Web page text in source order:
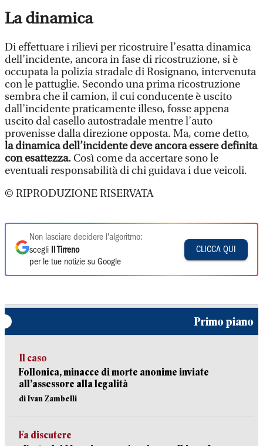
La dinamica
Di effettuare i rilievi per ricostruire l’esatta dinamica
dell’incidente, ancora in fase di ricostruzione, si è
occupata la polizia stradale di Rosignano, intervenuta
con le pattuglie. Secondo una prima ricostruzione
sembra che il camion, il cui conducente è uscito
dall’incidente praticamente illeso, fosse appena
uscito dal casello autostradale mentre l’auto
provenisse dalla direzione opposta. Ma, come detto,
la dinamica dell’incidente deve ancora essere definita
con esattezza. Così come da accertare sono le
eventuali responsabilità di chi guidava i due veicoli.
© RIPRODUZIONE RISERVATA
Non lasciare decidere l'algoritmo:
scegli
Il Tirreno
per le tue notizie su Google
CLICCA QUI
Primo piano
Il caso
Follonica, minacce di morte anonime inviate
all’assessore alla legalità
di Ivan Zambelli
Fa discutere